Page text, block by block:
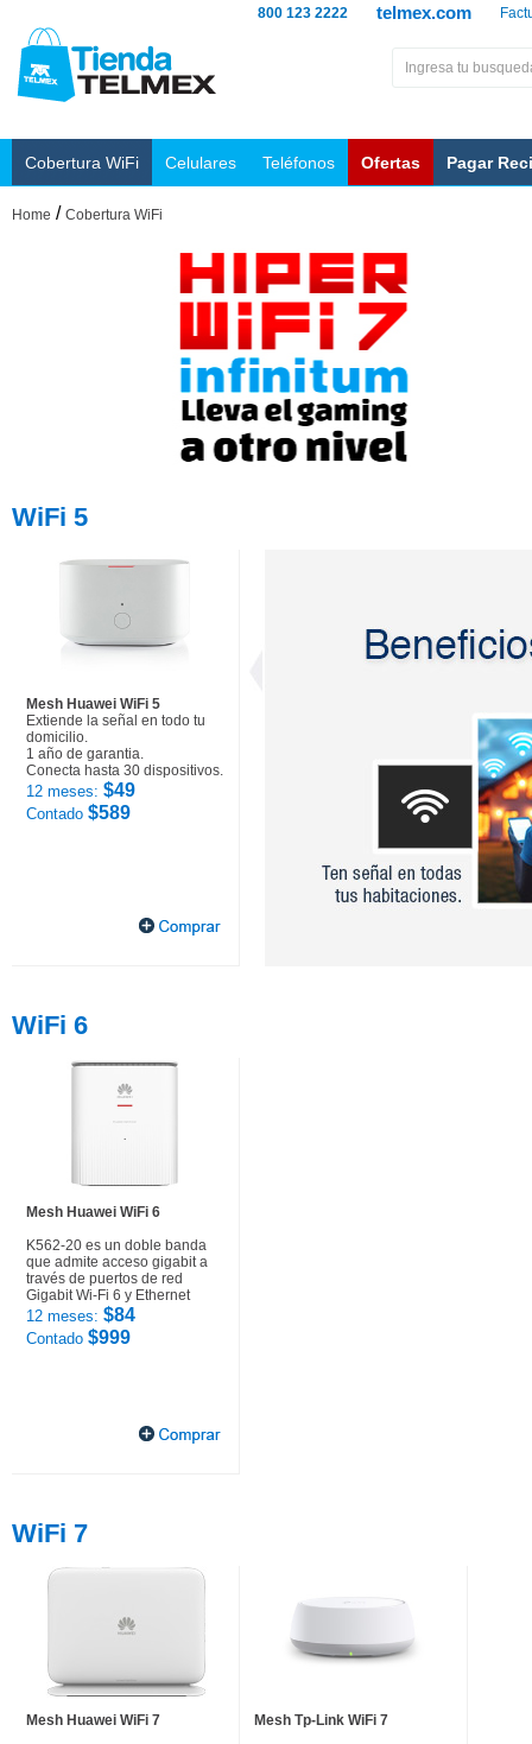
telmex.com
800 123 2222
Cobertura WiFi Celulares Teléfonos Ofertas Pagar
Home / Cobertura WiFi
WiFi 5
Mesh Huawei WiFi 5
Extiende la señal en todo tu
domicilio.
1 año de garantia.
Conecta hasta 30 dispositivos.
12 meses: $49
Contado $589
WiFi 6
Mesh Huawei WiFi 6
K562-20 es un doble banda
que admite acceso gigabit a
través de puertos de red
Gigabit Wi-Fi 6 y Ethernet
12 meses: $84
Contado $999
WiFi 7
Mesh Huawei WiFi 7
Mesh Tp-Link WiFi 7